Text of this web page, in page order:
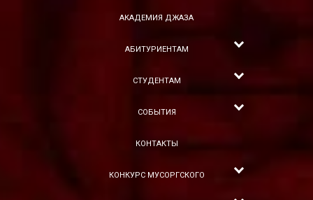
АКАДЕМИЯ ДЖАЗА
АБИТУРИЕНТАМ
СТУДЕНТАМ
СОБЫТИЯ
КОНТАКТЫ
КОНКУРС МУСОРГСКОГО